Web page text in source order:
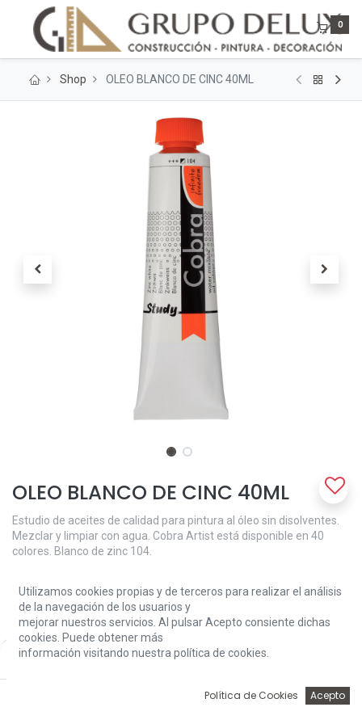
Price:
Add to Cart
0
Shop OLEO BLANCO DE CINC 40ML
OLEO BLANCO DE CINC 40ML
Estudio de aceites de calidad para pintura al óleo sin disolventes.
Mezclar y limpiar con agua. Cobra Artist está disponible en 40
colores. Blanco de zinc 104.
6,70€
Add to Cart
Utilizamos cookies propias y de terceros para realizar el análisis
de la navegación de los usuarios y
mejorar nuestros servicios. Al pulsar Acepto consiente dichas
cookies. Puede obtener más
información visitando nuestra política de cookies.
Política de Cookies Acepto